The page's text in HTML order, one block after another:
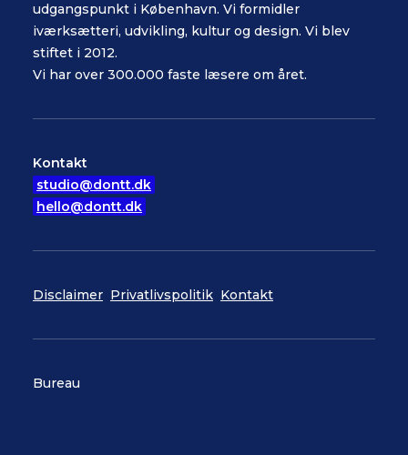
udgangspunkt i København. Vi formidler
iværksætteri, udvikling, kultur og design. Vi blev
stiftet i 2012.
Vi har over 300.000 faste læsere om året.
Kontakt
studio@dontt.dk
hello@dontt.dk
Disclaimer Privatlivspolitik Kontakt
Bureau